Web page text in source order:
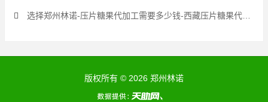
选择郑州林诺-压片糖果代加工需要多少钱-西藏压片糖果代加工
版权所有 © 2026 郑州林诺